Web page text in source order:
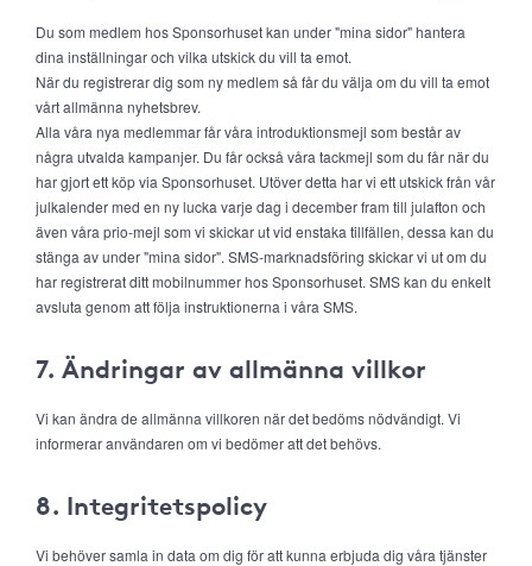
Du som medlem hos Sponsorhuset kan under "mina sidor" hantera
dina inställningar och vilka utskick du vill ta emot.
När du registrerar dig som ny medlem så får du välja om du vill ta emot
vårt allmänna nyhetsbrev.
Alla våra nya medlemmar får våra introduktionsmejl som består av
några utvalda kampanjer. Du får också våra tackmejl som du får när du
har gjort ett köp via Sponsorhuset. Utöver detta har vi ett utskick från vår
julkalender med en ny lucka varje dag i december fram till julafton och
även våra prio-mejl som vi skickar ut vid enstaka tillfällen, dessa kan du
stänga av under "mina sidor". SMS-marknadsföring skickar vi ut om du
har registrerat ditt mobilnummer hos Sponsorhuset. SMS kan du enkelt
avsluta genom att följa instruktionerna i våra SMS.
7. Ändringar av allmänna villkor
Vi kan ändra de allmänna villkoren när det bedöms nödvändigt. Vi
informerar användaren om vi bedömer att det behövs.
8. Integritetspolicy
Vi behöver samla in data om dig för att kunna erbjuda dig våra tjänster